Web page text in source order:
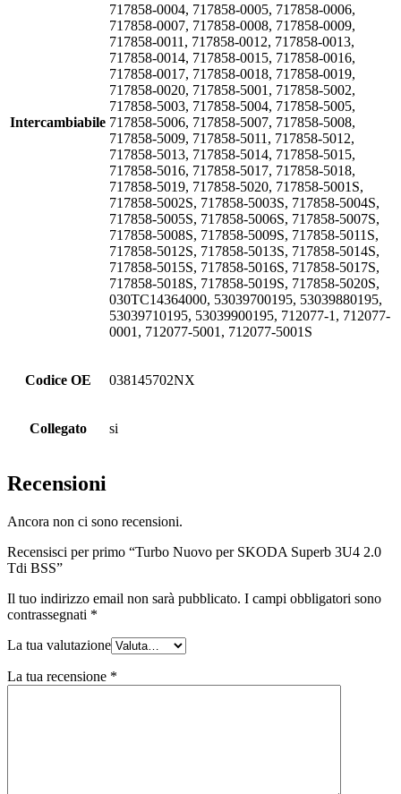
Intercambiabile
717858-0004, 717858-0005, 717858-0006,
717858-0007, 717858-0008, 717858-0009,
717858-0011, 717858-0012, 717858-0013,
717858-0014, 717858-0015, 717858-0016,
717858-0017, 717858-0018, 717858-0019,
717858-0020, 717858-5001, 717858-5002,
717858-5003, 717858-5004, 717858-5005,
717858-5006, 717858-5007, 717858-5008,
717858-5009, 717858-5011, 717858-5012,
717858-5013, 717858-5014, 717858-5015,
717858-5016, 717858-5017, 717858-5018,
717858-5019, 717858-5020, 717858-5001S,
717858-5002S, 717858-5003S, 717858-5004S,
717858-5005S, 717858-5006S, 717858-5007S,
717858-5008S, 717858-5009S, 717858-5011S,
717858-5012S, 717858-5013S, 717858-5014S,
717858-5015S, 717858-5016S, 717858-5017S,
717858-5018S, 717858-5019S, 717858-5020S,
030TC14364000, 53039700195, 53039880195,
53039710195, 53039900195, 712077-1, 712077-
0001, 712077-5001, 712077-5001S
Codice OE 038145702NX
Collegato si
Recensioni
Ancora non ci sono recensioni.
Recensisci per primo “Turbo Nuovo per SKODA Superb 3U4 2.0
Tdi BSS”
Il tuo indirizzo email non sarà pubblicato. I campi obbligatori sono
contrassegnati *
La tua valutazione
La tua recensione *